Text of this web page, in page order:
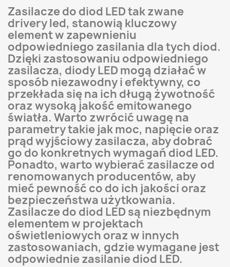
Zasilacze do diod LED tak zwane
drivery led, stanowią kluczowy
element w zapewnieniu
odpowiedniego zasilania dla tych diod.
Dzięki zastosowaniu odpowiedniego
zasilacza, diody LED mogą działać w
sposób niezawodny i efektywny, co
przekłada się na ich długą żywotność
oraz wysoką jakość emitowanego
światła. Warto zwrócić uwagę na
parametry takie jak moc, napięcie oraz
prąd wyjściowy zasilacza, aby dobrać
go do konkretnych wymagań diod LED.
Ponadto, warto wybierać zasilacze od
renomowanych producentów, aby
mieć pewność co do ich jakości oraz
bezpieczeństwa użytkowania.
Zasilacze do diod LED są niezbędnym
elementem w projektach
oświetleniowych oraz w innych
zastosowaniach, gdzie wymagane jest
odpowiednie zasilanie diod LED.